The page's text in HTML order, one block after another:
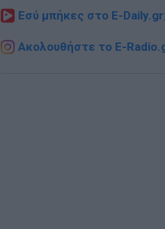
Εσύ μπήκες στο E-
Ακολουθήστε το E-